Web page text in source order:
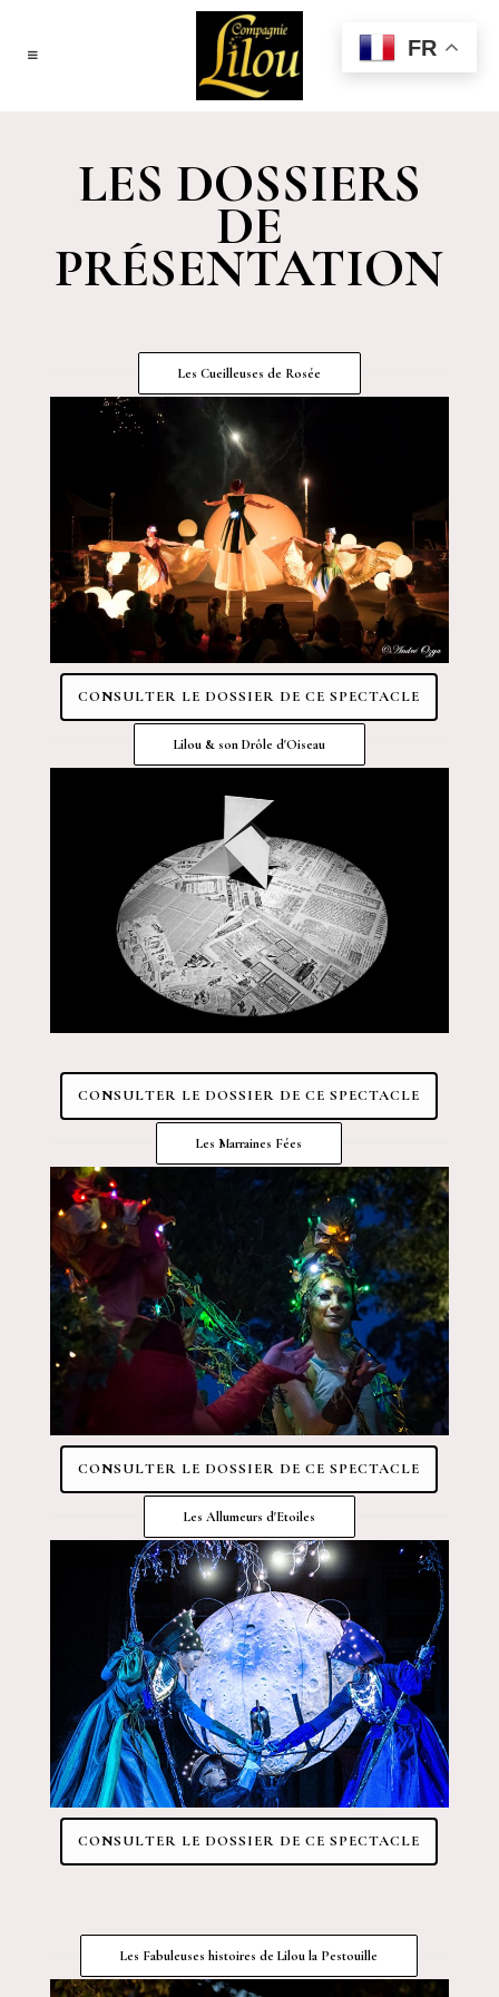
LES DOSSIERS
DE
PRÉSENTATION
Les Cueilleuses de Rosée
CONSULTER LE DOSSIER DE CE SPECTACLE
Lilou & son Drôle d'Oiseau
CONSULTER LE DOSSIER DE CE SPECTACLE
Les Marraines Fées
CONSULTER LE DOSSIER DE CE SPECTACLE
Les Allumeurs d'Etoiles
CONSULTER LE DOSSIER DE CE SPECTACLE
Les Fabuleuses histoires de Lilou la Pestouille
FR